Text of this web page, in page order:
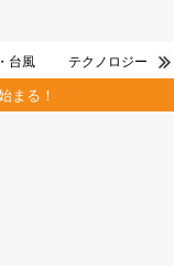
台風 テクノロジー
まる！